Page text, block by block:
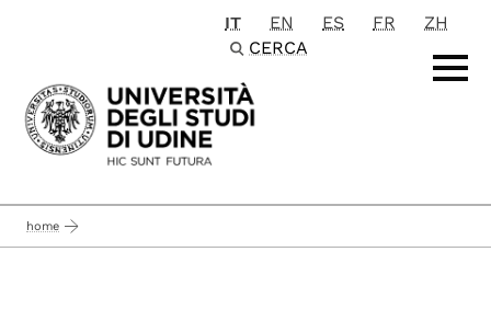
Passa al contenuto principale
IT EN ES FR
ZH
CERCA
home